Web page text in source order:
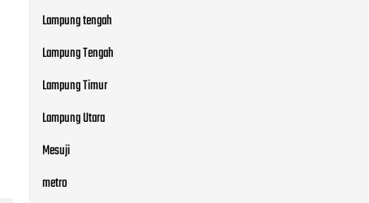
Lampung tengah
Lampung Tengah
Lampung Timur
Lampung Utara
Mesuji
metro